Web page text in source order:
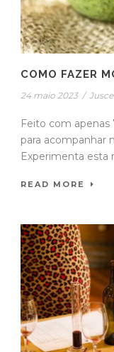
COMO FAZER
24 maio 2023 /
Feito com
para acompanhar
Experimenta esta
READ MORE